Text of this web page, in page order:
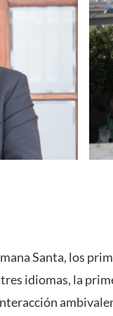
Santa, los
idiomas, la